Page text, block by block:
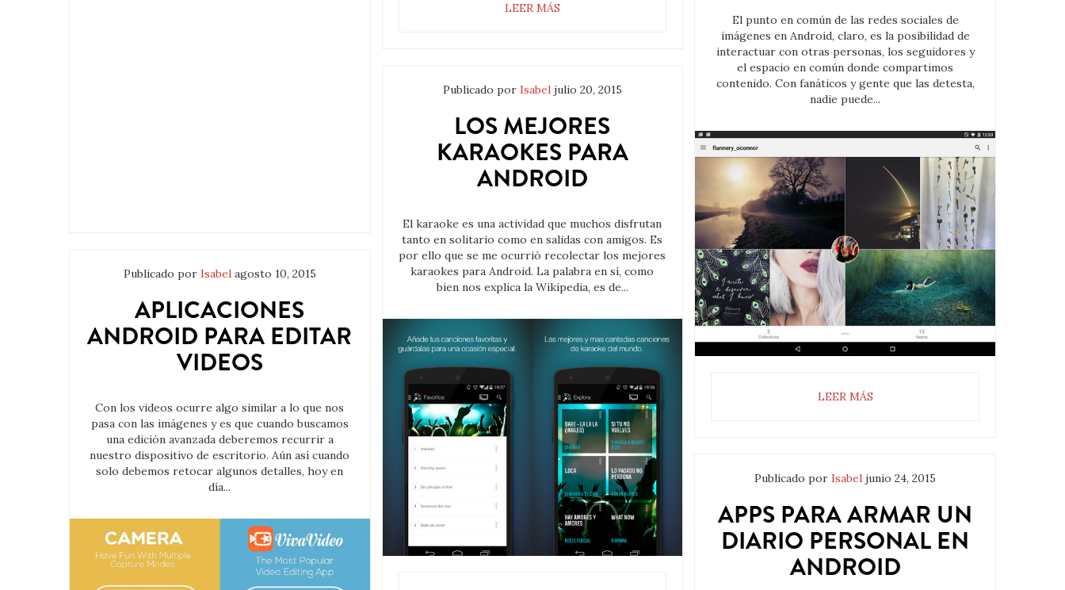
Publicado por Isabel agosto 10, 2015
APLICACIONES
ANDROID PARA EDITAR
VIDEOS
Con los videos ocurre algo similar a lo que nos
pasa con las imágenes y es que cuando buscamos
una edición avanzada deberemos recurrir a
nuestro dispositivo de escritorio. Aún así cuando
solo debemos retocar algunos detalles, hoy en
día...
LEER MÁS
Publicado por Isabel julio 20, 2015
LOS MEJORES
KARAOKES PARA
ANDROID
El karaoke es una actividad que muchos disfrutan
tanto en solitario como en salidas con amigos. Es
por ello que se me ocurrió recolectar los mejores
karaokes para Android. La palabra en sí, como
bien nos explica la Wikipedia, es de...
El punto en común de las redes sociales de
imágenes en Android, claro, es la posibilidad de
interactuar con otras personas, los seguidores y
el espacio en común donde compartimos
contenido. Con fanáticos y gente que las detesta,
nadie puede...
LEER MÁS
Publicado porIsabel junio 24, 2015
APPS PARA ARMAR UN
DIARIO PERSONAL EN
ANDROID